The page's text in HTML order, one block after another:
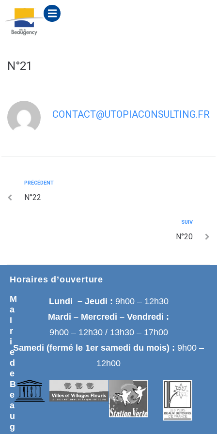
principal
N°21
CONTACT@UTOPIACONSULTING.FR
PRÉCÉDENT
N°22
SUIV
N°20
M
a
i
r
i
e
d
e
B
e
a
u
g
Horaires d’ouverture
Lundi – Jeudi : 9h00 – 12h30
Mardi – Mercredi – Vendredi :
9h00 – 12h30 / 13h30 – 17h00
Samedi (fermé le 1er samedi du mois) : 9h00 –
12h00